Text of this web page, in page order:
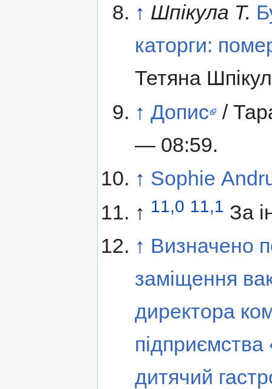
↑ Шпікула Т.
каторги:
Тетяна
↑ Допис
/
— 08:59.
↑ Sophie
↑ 11,0 11,1 За
↑ Визначено
заміщення
директора
дитячий